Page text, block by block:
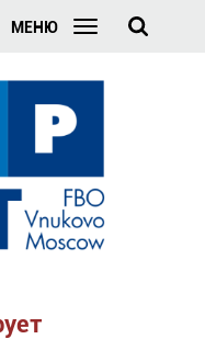
МЕНЮ